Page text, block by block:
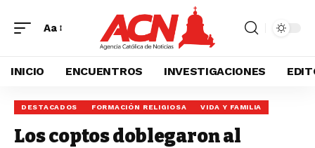
Aa
INICIO ENCUENTROS INVESTIGACIONES
DESTACADOS FORMACIÓN RELIGIOSA VIDA Y FAMILIA
Los coptos doblegaron al